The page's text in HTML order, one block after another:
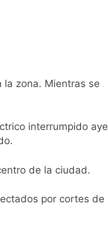
zona. Mientras se
interrumpido
de la ciudad.
por cortes de